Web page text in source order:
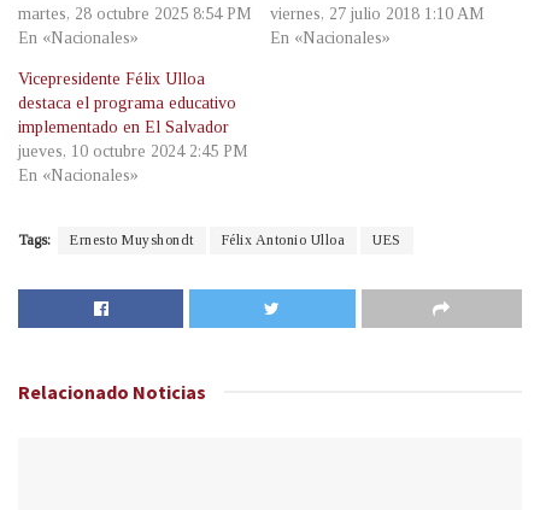
martes, 28 octubre 2025 8:54 PM
En «Nacionales»
viernes, 27 julio 2018 1:10 AM
En «Nacionales»
Vicepresidente Félix Ulloa
destaca el programa educativo
implementado en El Salvador
jueves, 10 octubre 2024 2:45 PM
En «Nacionales»
Tags: Ernesto Muyshondt Félix Antonio Ulloa UES
Relacionado Noticias